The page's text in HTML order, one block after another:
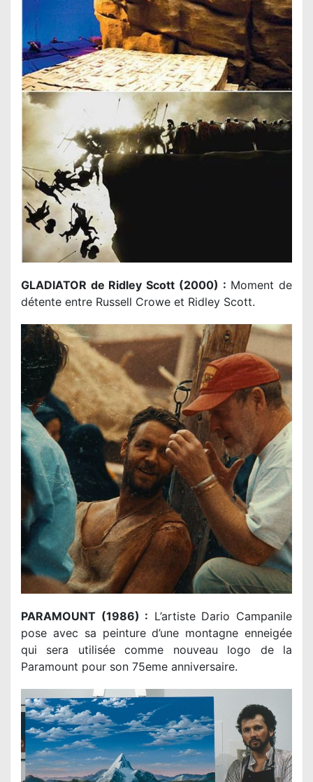
GLADIATOR de Ridley Scott (2000) : Moment de
détente entre Russell Crowe et Ridley Scott.
PARAMOUNT (1986) : L’artiste Dario Campanile
pose avec sa peinture d’une montagne enneigée
qui sera utilisée comme nouveau logo de la
Paramount pour son 75eme anniversaire.